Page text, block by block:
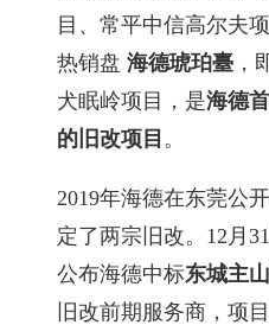
目、常平中信高尔夫
热销盘 海德琥珀臺 ，
犬眠岭项目，是海德
的旧改项目 。
2019年海德在东莞公
定了两宗旧改。12月
公布海德中标东城主
旧改前期服务商，项